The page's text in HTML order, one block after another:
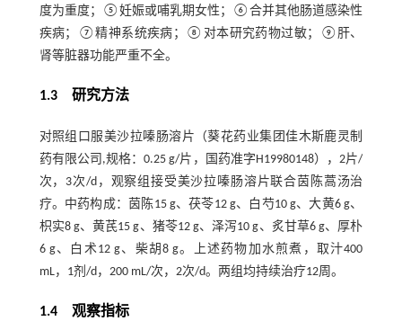
度为重度；⑤妊娠或哺乳期女性；⑥合并其他肠道感染性
疾病；⑦精神系统疾病；⑧对本研究药物过敏；⑨肝、
肾等脏器功能严重不全。
1.3 研究方法
对照组口服美沙拉嗪肠溶片（葵花药业集团佳木斯鹿灵制
药有限公司,规格：0.25 g/片，国药准字H19980148），2片/
次，3次/d，观察组接受美沙拉嗪肠溶片联合茵陈蒿汤治
疗。中药构成：茵陈15 g、茯苓12 g、白芍10 g、大黄6 g、
枳实8 g、黄芪15 g、猪苓12 g、泽泻10 g、炙甘草6 g、厚朴
6 g、白术12 g、柴胡8 g。上述药物加水煎煮，取汁400
mL，1剂/d，200 mL/次，2次/d。两组均持续治疗12周。
1.4 观察指标